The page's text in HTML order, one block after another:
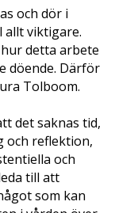
och dör i
allt viktigare.
detta arbete
döende. Därför
Tolboom.
det saknas tid,
reflektion,
och
till att
som kan